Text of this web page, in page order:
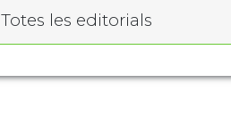
Totes les editorials